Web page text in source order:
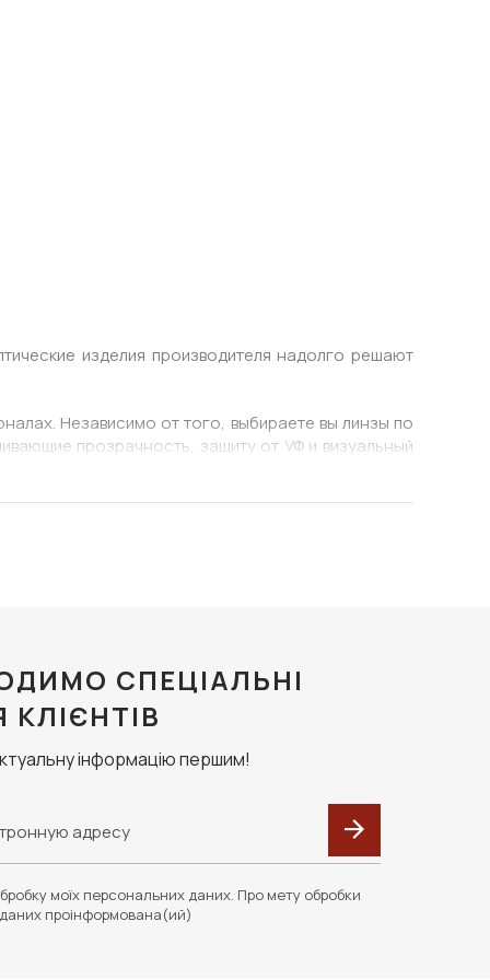
изделия производителя надолго решают
Независимо от того, выбираете вы линзы по
прозрачность, защиту от УФ и визуальный
— создал собственную торговую марку.
вещи, качественные яркие аксессуары,
талантливые авторы, но и дипломированные
деловой и выходной образ;
все самое лучшее.
СПЕЦІАЛЬНІ
КЛІЄНТІВ
інформацію першим!
моїх персональних даних. Про мету обробки
проінформована(ий)